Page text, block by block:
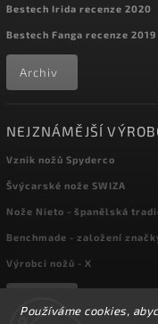
Používáme cookies,
Bestech Irida recenze 2020
Bestech Fanga recenze 2019
Archiv
NEJZNÁMĚJŠÍ
Vznik nožů Spyderco
Švýcarské nože SWIZA
Nože Nieto - španělská
Benchmade - založení
Výrobci nožů - X